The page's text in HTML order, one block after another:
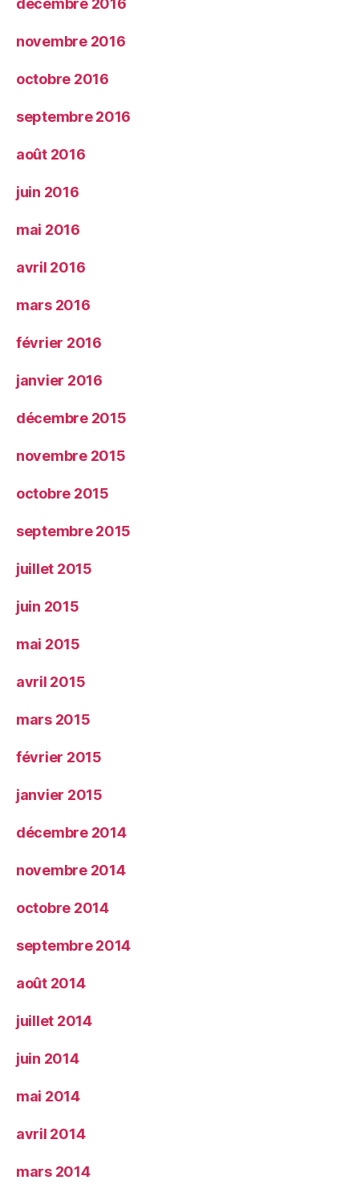
décembre 2016
novembre 2016
octobre 2016
septembre 2016
août 2016
juin 2016
mai 2016
avril 2016
mars 2016
février 2016
janvier 2016
décembre 2015
novembre 2015
octobre 2015
septembre 2015
juillet 2015
juin 2015
mai 2015
avril 2015
mars 2015
février 2015
janvier 2015
décembre 2014
novembre 2014
octobre 2014
septembre 2014
août 2014
juillet 2014
juin 2014
mai 2014
avril 2014
mars 2014